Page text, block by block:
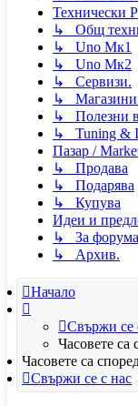
Технически
↳ Общ
↳ Uno Мк1
↳ Uno Мк2
↳ Сервизи.
↳
↳ Полезни
↳ Tuning &
Пазар /
↳ Продава
↳ Подарява
↳ Купува
Идеи и
↳ За форума
↳ Архив.
Начало
Свържи се
Часовете са
Часовете са
Свържи се с нас